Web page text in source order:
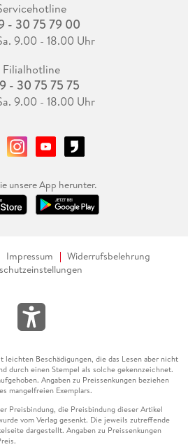
- 30 75 79 00
9.00 - 18.00 Uhr
Filialhotline
- 30 75 75 75
9.00 - 18.00 Uhr
unsere App herunter.
Impressum
Widerrufsbelehrung
leichten Beschädigungen, die das Lesen aber nicht
durch einen Stempel als solche gekennzeichnet.
Angaben zu Preissenkungen beziehen
mangelfreien Exemplars.
Preisbindung, die Preisbindung dieser Artikel
vom Verlag gesenkt. Die jeweils zutreffende
dargestellt. Angaben zu Preissenkungen